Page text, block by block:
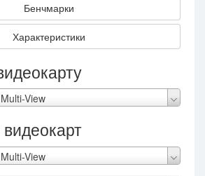
Бенчмарки
Характеристики
View
View